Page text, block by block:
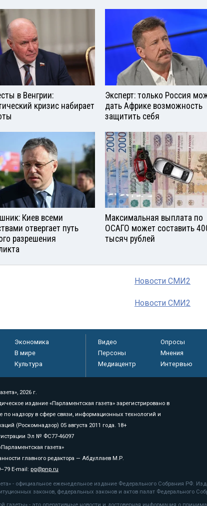
в Венгрии:
кризис набирает
Эксперт: только Россия
дать Африке возможность
защитить себя
Киев всеми
отвергает путь
разрешения
Максимальная выплата по
ОСАГО может составить
тысяч рублей
Новости СМИ2
Новости СМИ2
Экономика
В мире
Культура
Видео Опросы
Персоны
Мнения
Медиацентр
Интервью
2026 г.
издание «Парламентская газета» зарегистрировано в
по надзору в сфере связи, информационных технологий и
(Роскомнадзор) 05 августа 2011 года. 18+
Эл № ФС77-46097
газета»
главного редактора — Абдуллаев М.Р.
E-mail: pg@pnp.ru
- официальное еженедельное издание Федерального Собрания РФ.
законов, федеральных законов и актов палат Федерального